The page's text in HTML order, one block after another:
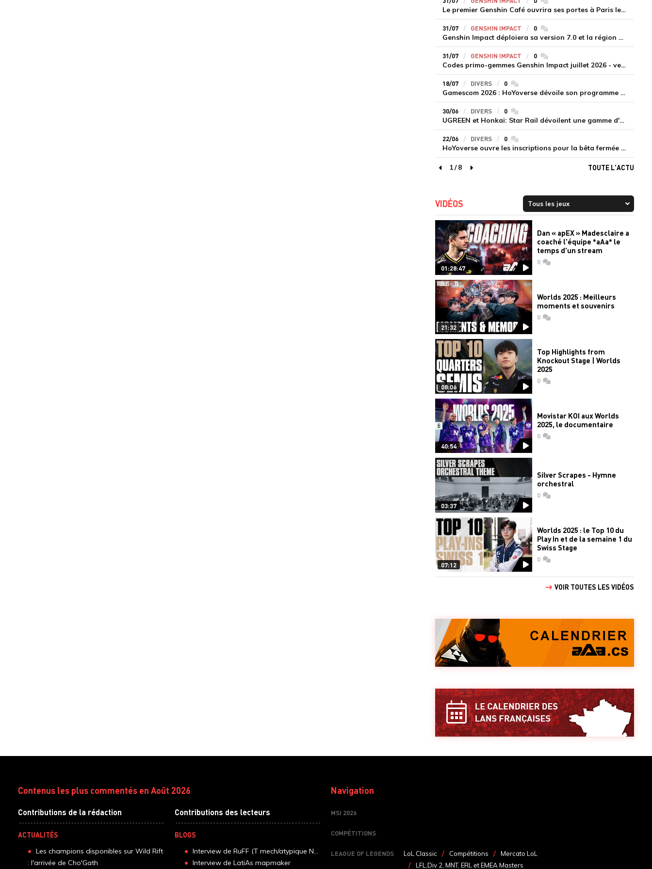
Le premier Genshin Café ouvrira ses portes à Paris le 14 août
31/07 GENSHIN IMPACT 0commentaires
Genshin Impact déploiera sa version 7.0 et la région de Snezhnaya le 12 août
31/07 GENSHIN IMPACT 0commentaires
Codes primo-gemmes Genshin Impact juillet 2026 - version 7.0
18/07 DIVERS 0commentaires
Gamescom 2026 : HoYoverse dévoile son programme et présente deux nouveaux jeux inédits
30/06 DIVERS 0commentaires
UGREEN et Honkai: Star Rail dévoilent une gamme d'accessoires de recharge en édition limitée
22/06 DIVERS 0commentaires
HoYoverse ouvre les inscriptions pour la bêta fermée de Honkai : Nexus Anima
page précédente
1/8
page suivante
TOUTE L'ACTU
VIDÉOS
01:28:47
Dan « apEX » Madesclaire a
coaché l'équipe *aAa* le
temps d'un stream
0commentaires
21:32
Worlds 2025 : Meilleurs
moments et souvenirs
0commentaires
08:06
Top Highlights from
Knockout Stage | Worlds
2025
0commentaires
40:54
Movistar KOI aux Worlds
2025, le documentaire
0commentaires
03:37
Silver Scrapes - Hymne
orchestral
0commentaires
07:12
Worlds 2025 : le Top 10 du
Play In et de la semaine 1 du
Swiss Stage
0commentaires
VOIR TOUTES LES VIDÉOS
Contenus les plus commentés en Août 2026
Contributions de la rédaction
ACTUALITÉS
Les champions disponibles sur Wild Rift
: l'arrivée de Cho'Gath
Contributions des lecteurs
BLOGS
Interview de RuFF (T mech/atypique N...
Interview de LatiAs mapmaker
Navigation
MSI 2026
COMPÉTITIONS
LEAGUE OF LEGENDS LoL Classic Compétitions
Mercato LoL
LFL,Div 2, MNT, ERL et EMEA Masters